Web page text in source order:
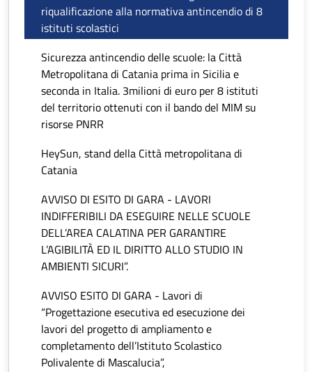
riqualificazione alla normativa antincendio di 8
istituti scolastici
Sicurezza antincendio delle scuole: la Città
Metropolitana di Catania prima in Sicilia e
seconda in Italia. 3milioni di euro per 8 istituti
del territorio ottenuti con il bando del MIM su
risorse PNRR
HeySun, stand della Città metropolitana di
Catania
AVVISO DI ESITO DI GARA - LAVORI
INDIFFERIBILI DA ESEGUIRE NELLE SCUOLE
DELL’AREA CALATINA PER GARANTIRE
L’AGIBILITÀ ED IL DIRITTO ALLO STUDIO IN
AMBIENTI SICURI”.
AVVISO ESITO DI GARA - Lavori di
“Progettazione esecutiva ed esecuzione dei
lavori del progetto di ampliamento e
completamento dell’Istituto Scolastico
Polivalente di Mascalucia”,